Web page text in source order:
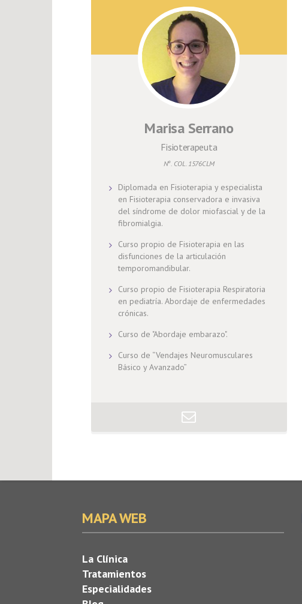
Marisa Serrano
Fisioterapeuta
Nº. COL. 1576CLM
Diplomada en Fisioterapia y especialista
en Fisioterapia conservadora e invasiva
del síndrome de dolor miofascial y de la
fibromialgia.
Curso propio de Fisioterapia en las
disfunciones de la articulación
temporomandibular.
Curso propio de Fisioterapia Respiratoria
en pediatría. Abordaje de enfermedades
crónicas.
Curso de "Abordaje embarazo".
Curso de “Vendajes Neuromusculares
Básico y Avanzado”
MAPA WEB
La Clínica
Tratamientos
Especialidades